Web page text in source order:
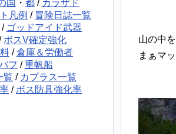
山の中
まぁマ
国 ・ 都 / カラザド
凡例 / 冒険日誌一覧
/ ゴッドアイド武器
ボスV確定強化
/倉庫＆労働者
フ /重帆船
覧 / カプラス一覧
/ ボス防具強化率